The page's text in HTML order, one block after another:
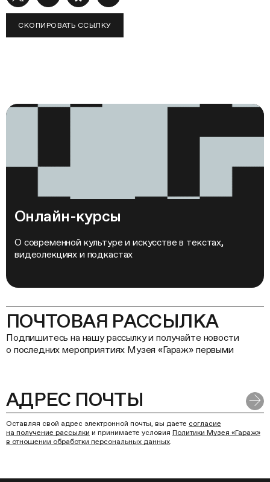
СКОПИРОВАТЬ ССЫЛКУ
Онлайн-курсы
О современной культуре и искусстве в текстах,
видеолекциях и подкастах
ПОЧТОВАЯ РАССЫЛКА
Подпишитесь на нашу рассылку и получайте новости
о последних мероприятиях Музея «Гараж» первыми
Оставляя свой адрес электронной почты, вы даете согласие
на получение рассылки и принимаете условия Политики Музея «Гараж»
в отношении обработки персональных данных.